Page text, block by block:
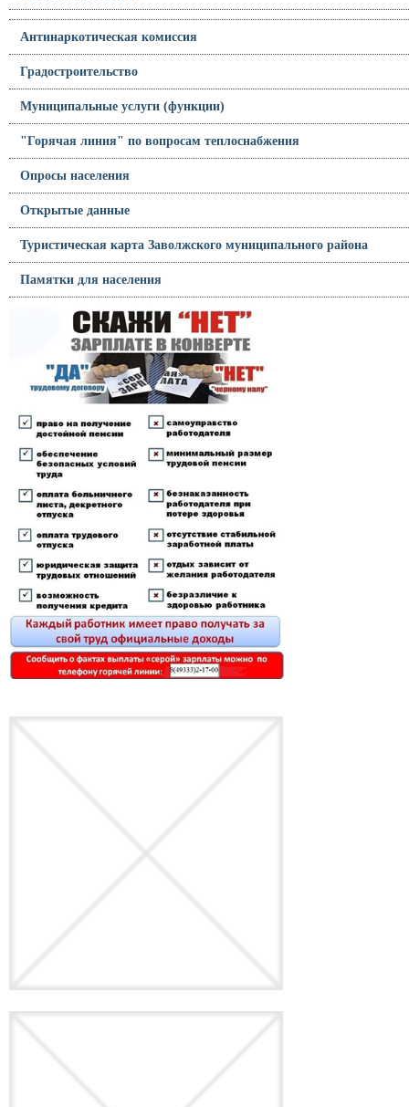
Антинаркотическая комиссия
Градостроительство
Муниципальные услуги (функции)
"Горячая линия" по вопросам теплоснабжения
Опросы населения
Открытые данные
Туристическая карта Заволжского муниципального района
Памятки для населения